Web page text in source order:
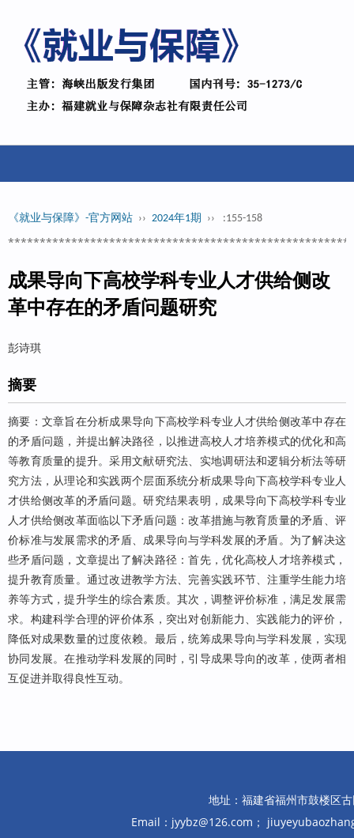
《就业与保障》-官方网站 ›› 2024年1期 ›› :155-158
成果导向下高校学科专业人才供给侧改
革中存在的矛盾问题研究
彭诗琪
摘要
摘要：文章旨在分析成果导向下高校学科专业人才供给侧改革中存在
的矛盾问题，并提出解决路径，以推进高校人才培养模式的优化和高
等教育质量的提升。采用文献研究法、实地调研法和逻辑分析法等研
究方法，从理论和实践两个层面系统分析成果导向下高校学科专业人
才供给侧改革的矛盾问题。研究结果表明，成果导向下高校学科专业
人才供给侧改革面临以下矛盾问题：改革措施与教育质量的矛盾、评
价标准与发展需求的矛盾、成果导向与学科发展的矛盾。为了解决这
些矛盾问题，文章提出了解决路径：首先，优化高校人才培养模式，
提升教育质量。通过改进教学方法、完善实践环节、注重学生能力培
养等方式，提升学生的综合素质。其次，调整评价标准，满足发展需
求。构建科学合理的评价体系，突出对创新能力、实践能力的评价，
降低对成果数量的过度依赖。最后，统筹成果导向与学科发展，实现
协同发展。在推动学科发展的同时，引导成果导向的改革，使两者相
互促进并取得良性互动。
地址：福建省福州市鼓楼区
Email：jyybz@126.com；